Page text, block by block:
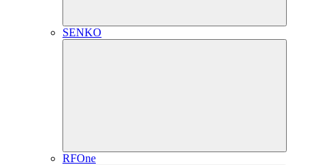
SENKO
RFOne